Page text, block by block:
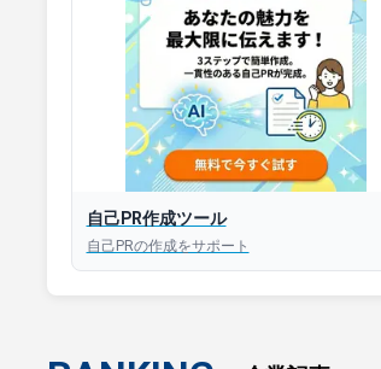
30秒以内にあなたのESを添削
30秒以内にあなただけのESを
AIと対話して面接練習ができ
iOS版はこちら
自己PR作成ツール
自己PRの作成をサポート